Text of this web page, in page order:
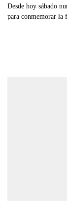
Desde hoy sábado
para conmemorar la